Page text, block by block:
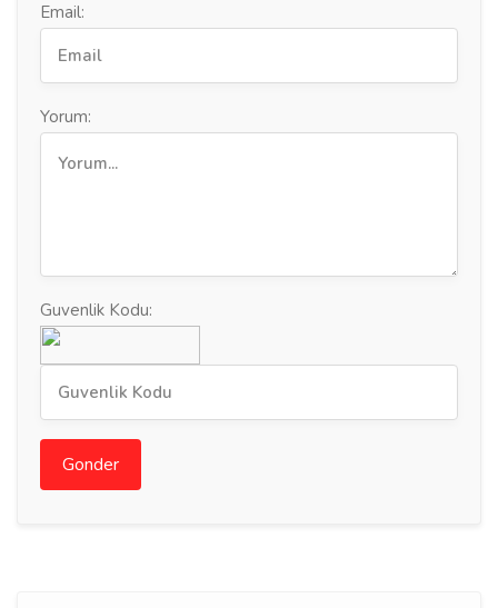
Email:
Yorum:
Guvenlik Kodu:
Gonder